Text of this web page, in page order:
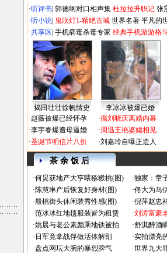
·听评书 郭德纲对口相声集 杜拉拉升职记 张
·听小说 鬼吹灯1-精绝古城 世界名著 平凡的
·共享区 手机病毒杀毒专家 经典手机游游格
揭田壮壮徐帆情史 李冰冰被爆已婚
·赵薇被爆已经怀孕
·李宇春爆遭母逼婚
·圣诞节明信片八折
·揭刘晓庆离婚内幕
·周迅王艳婆媳相见
·刘嘉玲自曝正造人
茶 余 饭 后
·何炅获地产大亨喂猕猴桃(图) ·独家：章
·陈慧琳产后恢复好身材(图) ·佟大为马
·殷桃街头休闲装秀性感(图) ·倪萍赵忠
·范冰冰红地毯服装皆为租赁 ·刘涛富豪
·姚晨与老公素颜乘地铁被拍 ·舒淇醉酒
· 日军竟拿战俘做活体解剖 ·实拍漂亮
·盘点网坛大腕的暴烈脾气 ·世界九大